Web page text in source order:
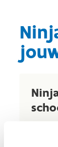
Ninja